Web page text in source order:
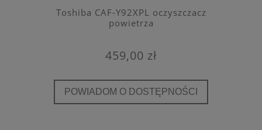
Toshiba CAF-Y92XPL oczyszczacz
powietrza
459,00 zł
POWIADOM O DOSTĘPNOŚCI